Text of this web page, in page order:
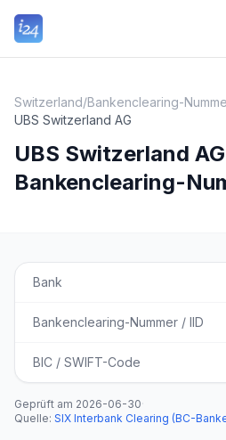
Switzerland/Bankenclearing-
UBS Switzerland AG
UBS Switzerland
Bankenclearing-
Bank
Bankenclearing-Nummer / IID
BIC / SWIFT-Code
Geprüft am 2026-06-30·
Quelle: SIX Interbank Clearing (BC-